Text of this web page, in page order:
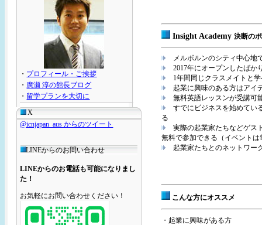
・ プロフィール・ご挨拶
・ 廣瀬 淳の館長ブログ
・ 留学プランを大切に
X
@icnjapan_aus からのツイート
LINEからのお問い合わせ
LINEからのお電話も可能になりまし
た！
お気軽にお問い合わせください！
Insight Academy 決断の
メルボルンのシティ中心地
2017年にオープンしたばか
1年間同じクラスメイトと
起業に興味のある方はアイ
無料英語レッスンが受講可
すでにビジネスを始めてい
る
実際の起業家たちなどゲス
無料で参加できる（イベントは
起業家たちとのネットワー
こんな方にオススメ
・起業に興味がある方